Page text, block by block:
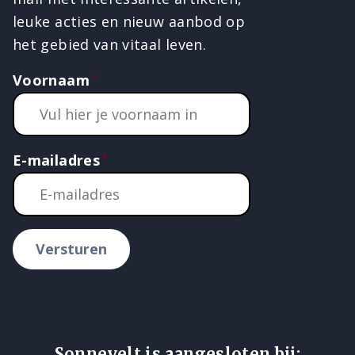
leuke acties en nieuw aanbod op
het gebied van vitaal leven.
Voornaam
E-mailadres
Versturen